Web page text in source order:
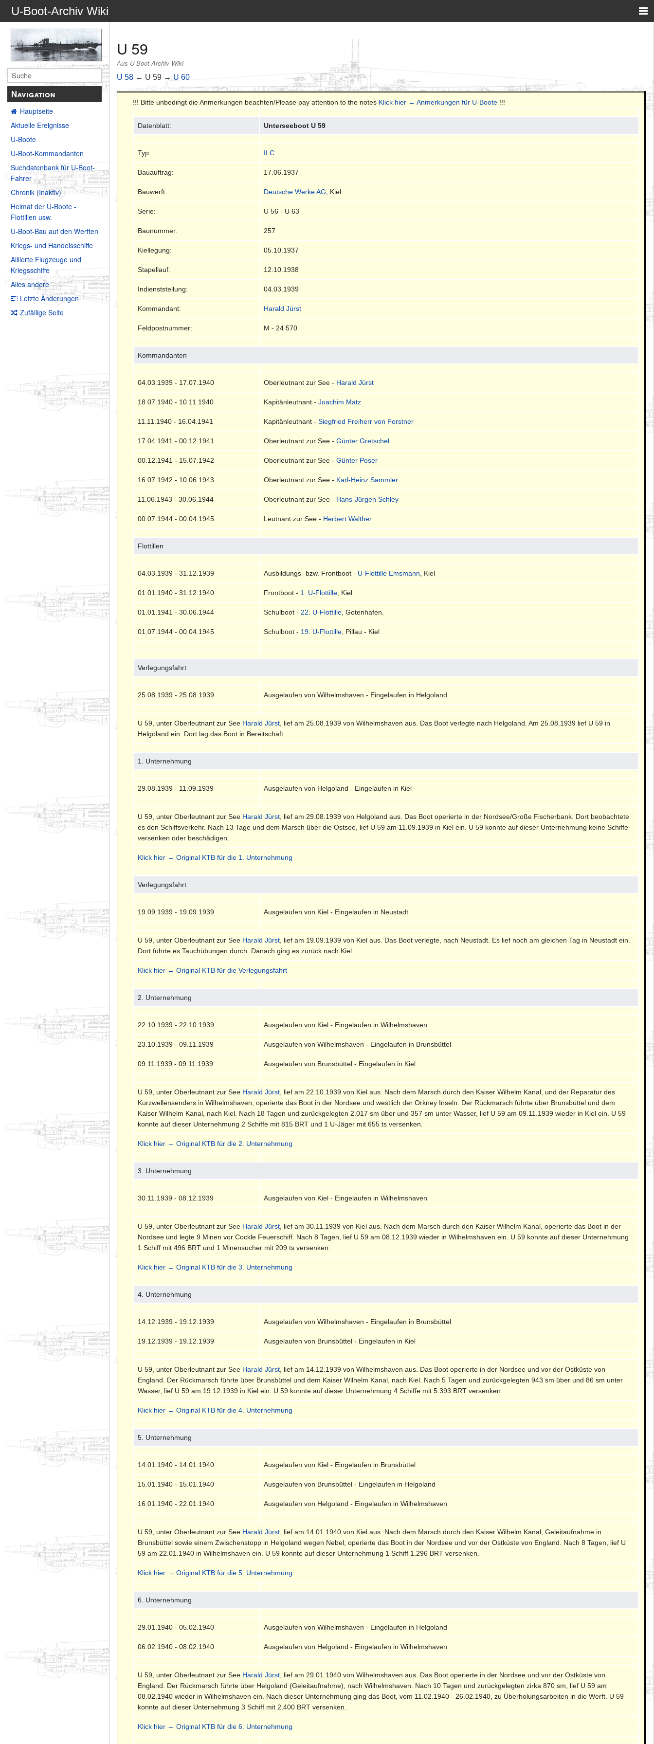
U-Boot-Archiv Wiki
Navigation
Hauptseite
Aktuelle Ereignisse
U-Boote
U-Boot-Kommandanten
Suchdatenbank für U-Boot-
Fahrer
Chronik (Inaktiv)
Heimat der U-Boote -
Flottillen usw.
U-Boot-Bau auf den Werften
Kriegs- und Handelsschiffe
Alliierte Flugzeuge und
Kriegsschiffe
Alles andere
Letzte Änderungen
Zufällige Seite
U 59
Aus U-Boot-Archiv Wiki
U 58 ← U 59 → U 60
!!! Bitte unbedingt die Anmerkungen beachten/Please pay attention to the notes Klick hier → Anmerkungen für U-Boote !!!
Datenblatt: Unterseeboot U 59
Typ: II C
Bauauftrag: 17.06.1937
Bauwerft: Deutsche Werke AG , Kiel
Serie: U 56 - U 63
Baunummer: 257
Kiellegung: 05.10.1937
Stapellauf: 12.10.1938
Indienststellung: 04.03.1939
Kommandant: Harald Jürst
Feldpostnummer: M - 24 570
Kommandanten
04.03.1939 - 17.07.1940 Oberleutnant zur See - Harald Jürst
18.07.1940 - 10.11.1940 Kapitänleutnant -Joachim Matz
11.11.1940 - 16.04.1941 Kapitänleutnant -Siegfried Freiherr von Forstner
17.04.1941 - 00.12.1941 Oberleutnant zur See -Günter Gretschel
00.12.1941 - 15.07.1942 Oberleutnant zur See -Günter Poser
16.07.1942 - 10.06.1943 Oberleutnant zur See - Karl-Heinz Sammler
11.06.1943 - 30.06.1944 Oberleutnant zur See - Hans-Jürgen Schley
00.07.1944 - 00.04.1945 Leutnant zur See - Herbert Walther
Flottillen
04.03.1939 - 31.12.1939 Ausbildungs- bzw. Frontboot - U-Flottille Emsmann , Kiel
01.01.1940 - 31.12.1940 Frontboot - 1. U-Flottille , Kiel
01.01.1941 - 30.06.1944 Schulboot - 22. U-Flottille , Gotenhafen.
01.07.1944 - 00.04.1945 Schulboot - 19. U-Flottille , Pillau - Kiel
Verlegungsfahrt
25.08.1939 - 25.08.1939 Ausgelaufen von Wilhelmshaven - Eingelaufen in Helgoland
U 59, unter Oberleutnant zur See Harald Jürst , lief am 25.08.1939 von Wilhelmshaven aus. Das Boot verlegte nach Helgoland. Am 25.08.1939 lief U 59 in
Helgoland ein. Dort lag das Boot in Bereitschaft.
1. Unternehmung
29.08.1939 - 11.09.1939 Ausgelaufen von Helgoland - Eingelaufen in Kiel
U 59, unter Oberleutnant zur See Harald Jürst , lief am 29.08.1939 von Helgoland aus. Das Boot operierte in der Nordsee/Große Fischerbank. Dort beobachtete
es den Schiffsverkehr. Nach 13 Tage und dem Marsch über die Ostsee, lief U 59 am 11.09.1939 in Kiel ein. U 59 konnte auf dieser Unternehmung keine Schiffe
versenken oder beschädigen.
Klick hier → Original KTB für die 1. Unternehmung
Verlegungsfahrt
19.09.1939 - 19.09.1939 Ausgelaufen von Kiel - Eingelaufen in Neustadt
U 59, unter Oberleutnant zur See Harald Jürst , lief am 19.09.1939 von Kiel aus. Das Boot verlegte, nach Neustadt. Es lief noch am gleichen Tag in Neustadt ein.
Dort führte es Tauchübungen durch. Danach ging es zurück nach Kiel.
Klick hier → Original KTB für die Verlegungsfahrt
2. Unternehmung
22.10.1939 - 22.10.1939 Ausgelaufen von Kiel - Eingelaufen in Wilhelmshaven
23.10.1939 - 09.11.1939 Ausgelaufen von Wilhelmshaven - Eingelaufen in Brunsbüttel
09.11.1939 - 09.11.1939 Ausgelaufen von Brunsbüttel - Eingelaufen in Kiel
U 59, unter Oberleutnant zur See Harald Jürst , lief am 22.10.1939 von Kiel aus. Nach dem Marsch durch den Kaiser Wilhelm Kanal, und der Reparatur des
Kurzwellensenders in Wilhelmshaven, operierte das Boot in der Nordsee und westlich der Orkney Inseln. Der Rückmarsch führte über Brunsbüttel und dem
Kaiser Wilhelm Kanal, nach Kiel. Nach 18 Tagen und zurückgelegten 2.017 sm über und 357 sm unter Wasser, lief U 59 am 09.11.1939 wieder in Kiel ein. U 59
konnte auf dieser Unternehmung 2 Schiffe mit 815 BRT und 1 U-Jäger mit 655 ts versenken.
Klick hier → Original KTB für die 2. Unternehmung
3. Unternehmung
30.11.1939 - 08.12.1939 Ausgelaufen von Kiel - Eingelaufen in Wilhelmshaven
U 59, unter Oberleutnant zur See Harald Jürst , lief am 30.11.1939 von Kiel aus. Nach dem Marsch durch den Kaiser Wilhelm Kanal, operierte das Boot in der
Nordsee und legte 9 Minen vor Cockle Feuerschiff. Nach 8 Tagen, lief U 59 am 08.12.1939 wieder in Wilhelmshaven ein. U 59 konnte auf dieser Unternehmung
1 Schiff mit 496 BRT und 1 Minensucher mit 209 ts versenken.
Klick hier → Original KTB für die 3. Unternehmung
4. Unternehmung
14.12.1939 - 19.12.1939 Ausgelaufen von Wilhelmshaven - Eingelaufen in Brunsbüttel
19.12.1939 - 19.12.1939 Ausgelaufen von Brunsbüttel - Eingelaufen in Kiel
U 59, unter Oberleutnant zur See Harald Jürst , lief am 14.12.1939 von Wilhelmshaven aus. Das Boot operierte in der Nordsee und vor der Ostküste von
England. Der Rückmarsch führte über Brunsbüttel und dem Kaiser Wilhelm Kanal, nach Kiel. Nach 5 Tagen und zurückgelegten 943 sm über und 86 sm unter
Wasser, lief U 59 am 19.12.1939 in Kiel ein. U 59 konnte auf dieser Unternehmung 4 Schiffe mit 5.393 BRT versenken.
Klick hier → Original KTB für die 4. Unternehmung
5. Unternehmung
14.01.1940 - 14.01.1940 Ausgelaufen von Kiel - Eingelaufen in Brunsbüttel
15.01.1940 - 15.01.1940 Ausgelaufen von Brunsbüttel - Eingelaufen in Helgoland
16.01.1940 - 22.01.1940 Ausgelaufen von Helgoland - Eingelaufen in Wilhelmshaven
U 59, unter Oberleutnant zur See Harald Jürst , lief am 14.01.1940 von Kiel aus. Nach dem Marsch durch den Kaiser Wilhelm Kanal, Geleitaufnahme in
Brunsbüttel sowie einem Zwischenstopp in Helgoland wegen Nebel, operierte das Boot in der Nordsee und vor der Ostküste von England. Nach 8 Tagen, lief U
59 am 22.01.1940 in Wilhelmshaven ein. U 59 konnte auf dieser Unternehmung 1 Schiff 1.296 BRT versenken.
Klick hier → Original KTB für die 5. Unternehmung
6. Unternehmung
29.01.1940 - 05.02.1940 Ausgelaufen von Wilhelmshaven - Eingelaufen in Helgoland
06.02.1940 - 08.02.1940 Ausgelaufen von Helgoland - Eingelaufen in Wilhelmshaven
U 59, unter Oberleutnant zur See Harald Jürst , lief am 29.01.1940 von Wilhelmshaven aus. Das Boot operierte in der Nordsee und vor der Ostküste von
England. Der Rückmarsch führte über Helgoland (Geleitaufnahme), nach Wilhelmshaven. Nach 10 Tagen und zurückgelegten zirka 870 sm, lief U 59 am
08.02.1940 wieder in Wilhelmshaven ein. Nach dieser Unternehmung ging das Boot, vom 11.02.1940 - 26.02.1940, zu Überholungsarbeiten in die Werft. U 59
konnte auf dieser Unternehmung 3 Schiff mit 2.400 BRT versenken.
Klick hier → Original KTB für die 6. Unternehmung